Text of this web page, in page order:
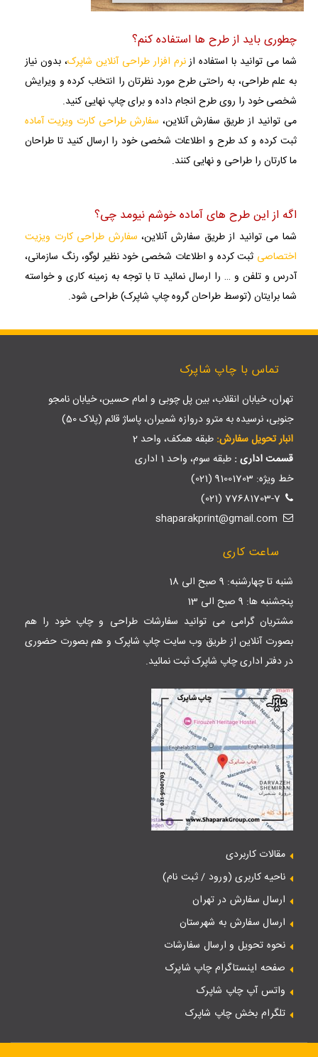
چطوری باید از طرح ها استفاده کنم؟
شما می توانید با استفاده ازنرم افزار طراحی آنلاین شاپرک، بدون نیاز
به علم طراحی، به راحتی طرح مورد نظرتان را انتخاب کرده و ویرایش
شخصی خود را روی طرح انجام داده و برای چاپ نهایی کنید.
می توانید از طریق سفارش آنلاین، سفارش طراحی کارت ویزیت آماده
ثبت کرده و کد طرح و اطلاعات شخصی خود را ارسال کنید تا طراحان
ما کارتان را طراحی و نهایی کنند.
اگه از این طرح های آماده خوشم نیومد چی؟
شما می توانید از طریق سفارش آنلاین، سفارش طراحی کارت ویزیت
اختصاصی ثبت کرده و اطلاعات شخصی خود نظیر لوگو، رنگ سازمانی،
آدرس و تلفن و … را ارسال نمائید تا با توجه به زمینه کاری و خواسته
شما برایتان (توسط طراحان گروه چاپ شاپرک) طراحی شود.
تماس با چاپ شاپرک
تهران، خیابان انقلاب، بین پل چوبی و امام حسین، خیابان نامجو
جنوبی، نرسیده به مترو دروازه شمیران، پاساژ قائم (پلاک 50)
انبار تحویل سفارش: طبقه همکف، واحد 2
قسمت اداری : طبقه سوم، واحد 1 اداری
خط ویژه: 91001703 (021)
77681703-7 (021)
ساعت کاری
شنبه تا چهارشنبه: 9 صبح الی 18
پنجشنبه ها: 9 صبح الی 13
مشتریان گرامی می توانید سفارشات طراحی و چاپ خود را هم
بصورت آنلاین از طریق وب سایتچاپ شاپرک و هم بصورت حضوری
در دفتر اداری چاپ شاپرک ثبت نمائید.
مقالات کاربردی
ناحیه کاربری (ورود / ثبت نام)
ارسال سفارش در تهران
ارسال سفارش به شهرستان
نحوه تحویل و ارسال سفارشات
صفحه اینستاگرام چاپ شاپرک
واتس آپ چاپ شاپرک
تلگرام بخش چاپ شاپرک